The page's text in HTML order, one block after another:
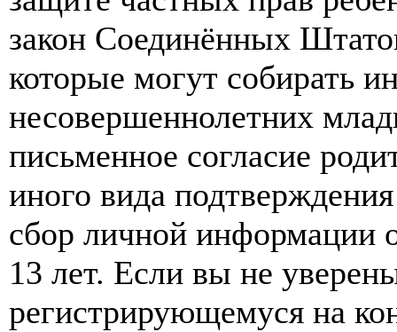
закон Соединённых
которые могут собирать
несовершеннолетних
письменное согласие
иного вида
сбор личной информации
13 лет. Если вы не
регистрирующемуся на